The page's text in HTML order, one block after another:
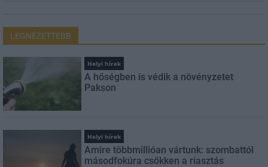
LEGNÉZETTEBB
Helyi hírek
A hőségben is védik a növényzetet
Pakson
Helyi hírek
Amire többmillióan vártunk: szombattól
másodfokúra csökken a riasztás